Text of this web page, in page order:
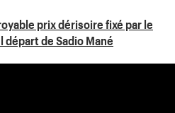
prix dérisoire fixé par le
de Sadio Mané